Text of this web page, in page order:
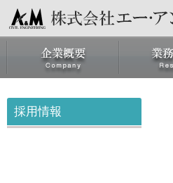
採用情報